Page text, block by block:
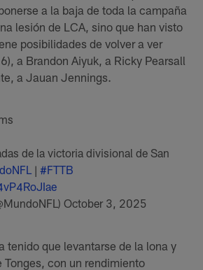
a la baja de toda la campaña
lesión de LCA, sino que han visto
posibilidades de volver a ver
a Brandon Aiyuk, a Ricky Pearsall
a Jauan Jennings.
de la victoria divisional de San
|#FTTB
October 3, 2025
tenido que levantarse de la lona y
Tonges, con un rendimiento